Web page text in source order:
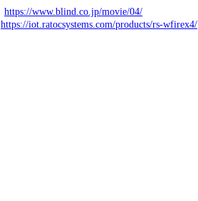
https://www.blind.co.jp/movie/04/
https://iot.ratocsystems.com/products/rs-wfirex4/